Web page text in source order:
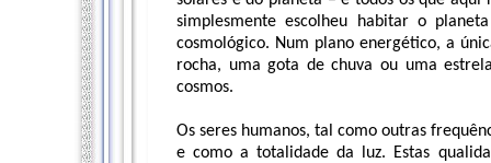
simplesmente escolheu habitar o
cosmológico. Num plano energético, a
rocha, uma gota de chuva ou uma
cosmos.
Os seres humanos, tal como outras
e como a totalidade da luz. Estas